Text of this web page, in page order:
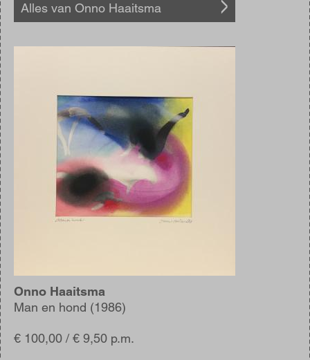
Alles van Onno Haaitsma
Onno Haaitsma
Man en hond (1986)
€ 100,00 / € 9,50 p.m.